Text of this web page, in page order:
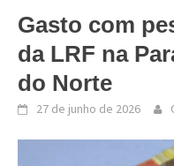
Gasto com
da LRF na
do Norte
27 de junho de 2026